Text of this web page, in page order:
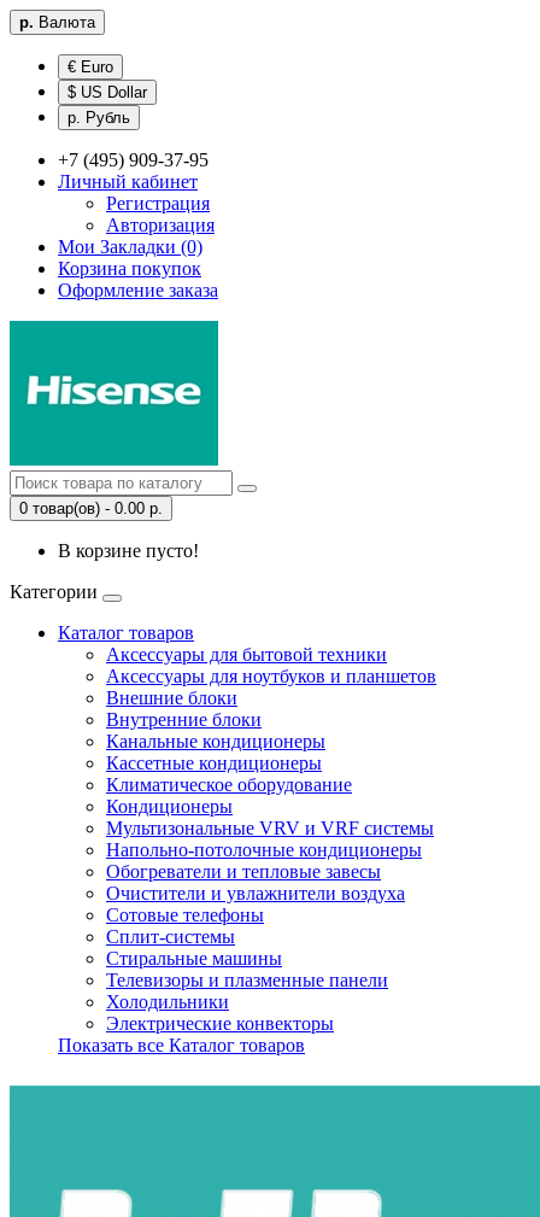
р. Валюта
€ Euro
$ US Dollar
р. Рубль
+7 (495) 909-37-95
Личный кабинет
Регистрация
Авторизация
Мои Закладки (0)
Корзина покупок
Оформление заказа
0 товар(ов) - 0.00 р.
В корзине пусто!
Категории
Каталог товаров
Аксессуары для бытовой техники
Аксессуары для ноутбуков и планшетов
Внешние блоки
Внутренние блоки
Канальные кондиционеры
Кассетные кондиционеры
Климатическое оборудование
Кондиционеры
Мультизональные VRV и VRF системы
Напольно-потолочные кондиционеры
Обогреватели и тепловые завесы
Очистители и увлажнители воздуха
Сотовые телефоны
Сплит-системы
Стиральные машины
Телевизоры и плазменные панели
Холодильники
Электрические конвекторы
Показать все Каталог товаров